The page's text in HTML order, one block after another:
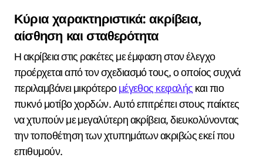
Κύρια χαρακτηριστικά: ακρίβεια,
αίσθηση και σταθερότητα
Η ακρίβεια στις ρακέτες με έμφαση στον έλεγχο
προέρχεται από τον σχεδιασμό τους, ο οποίος συχνά
περιλαμβάνει μικρότερομέγεθος κεφαλής και πιο
πυκνό μοτίβο χορδών. Αυτό επιτρέπει στους παίκτες
να χτυπούν με μεγαλύτερη ακρίβεια, διευκολύνοντας
την τοποθέτηση των χτυπημάτων ακριβώς εκεί που
επιθυμούν.